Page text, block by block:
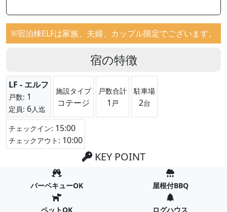
※宿泊棟ELFは家族、夫婦、カップル限定でございます。
宿の特徴
LF - エルフ
戸数: 1
定員: 6人迄
施設タイプ
コテージ
戸数合計
1 戸
駐車場
2台
チェックイン: 15:00
チェックアウト: 10:00
KEY POINT
バーベキューOK 屋根付BBQ
ペットOK ログハウス